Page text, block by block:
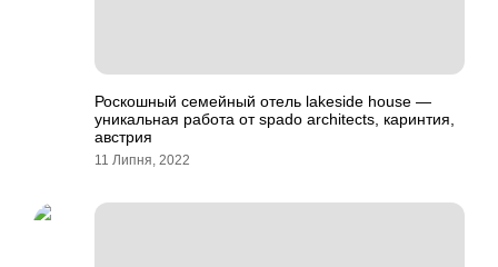
Роскошный семейный отель lakeside house —
уникальная работа от spado architects, каринтия,
австрия
11 Липня, 2022